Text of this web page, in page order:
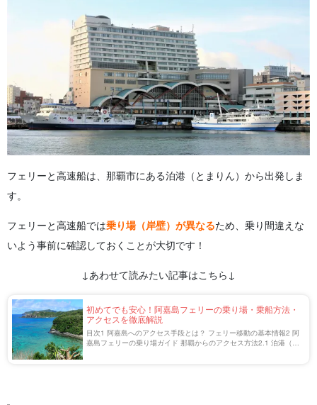
フェリーと高速船は、那覇市にある泊港（とまりん）から出発しま
す。
フェリーと高速船では乗り場（岸壁）が異なるため、乗り間違えな
いよう事前に確認しておくことが大切です！
↓あわせて読みたい記事はこちら↓
初めてでも安心！阿嘉島フェリーの乗り場・乗船方法・
アクセスを徹底解説
目次1 阿嘉島へのアクセス手段とは？ フェリー移動の基本情報2 阿
嘉島フェリーの乗り場ガイド 那覇からのアクセス方法2.1 泊港（と